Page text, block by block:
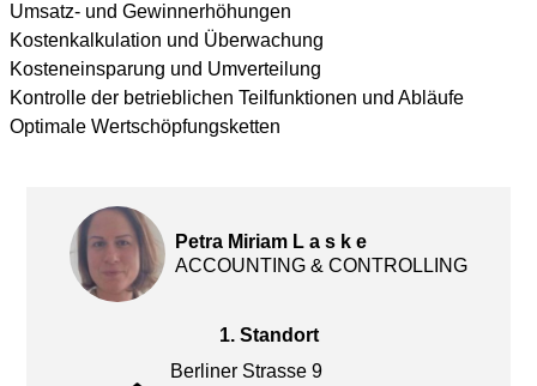
Umsatz- und Gewinnerhöhungen
Kostenkalkulation und Überwachung
Kosteneinsparung und Umverteilung
Kontrolle der betrieblichen Teilfunktionen und Abläufe
Optimale Wertschöpfungsketten
Petra Miriam L a s k e
ACCOUNTING & CONTROLLING
1. Standort
Berliner Strasse 9